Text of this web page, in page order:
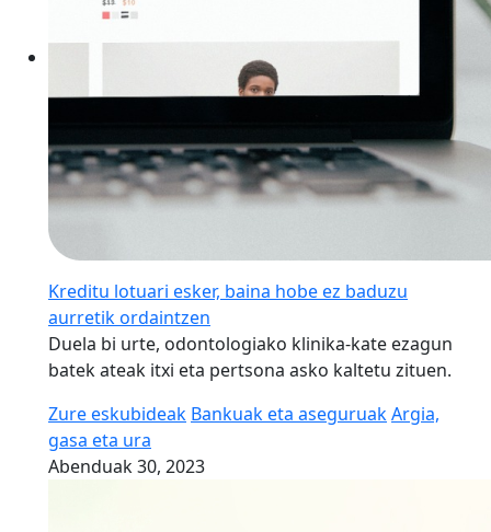
Kreditu lotuari esker, baina hobe ez baduzu
aurretik ordaintzen
Duela bi urte, odontologiako klinika-kate ezagun
batek ateak itxi eta pertsona asko kaltetu zituen.
Zure eskubideak Bankuak eta aseguruakArgia,
gasa eta ura
Abenduak 30, 2023